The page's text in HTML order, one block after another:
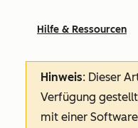
Hilfe & Ressourcen
Hinweis: Dieser
Verfügung
mit einer